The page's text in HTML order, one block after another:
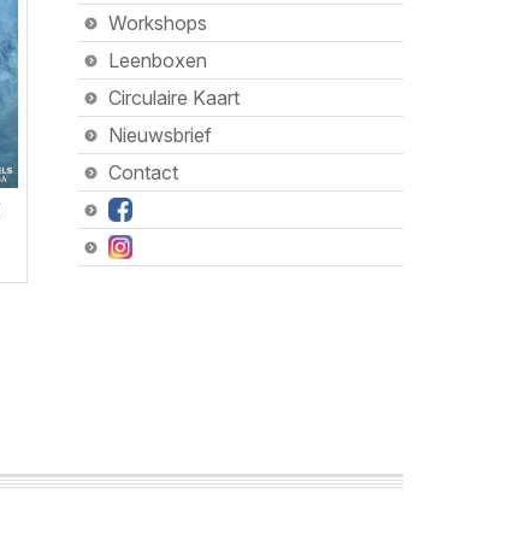
Workshops
Leenboxen
Circulaire Kaart
Nieuwsbrief
Contact